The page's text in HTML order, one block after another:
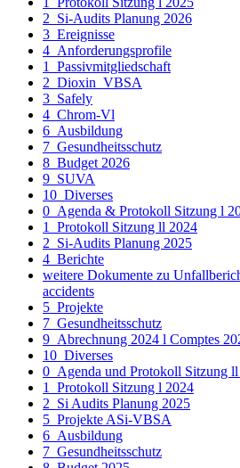
2_Si-Audits Planung 2026
3_Ereignisse
4_Anforderungsprofile
1_Passivmitgliedschaft
2_Dioxin_VBSA
3_Safely
4_Chrom-Vl
6_Ausbildung
7_Gesundheitsschutz
8_Budget 2026
9_SUVA
10_Diverses
0_Agenda & Protokoll Sitzung l
1_Protokoll Sitzung ll 2024
2_Si-Audits Planung 2025
4_Berichte
weitere Dokumente zu
accidents
5_Projekte
7_Gesundheitsschutz
9_Abrechnung 2024 l Comptes
10_Diverses
0_Agenda und Protokoll Sitzung
1_Protokoll Sitzung l 2024
2_Si Audits Planung 2025
5_Projekte ASi-VBSA
6_Ausbildung
7_Gesundheitsschutz